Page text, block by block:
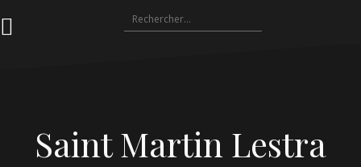
au
Rechercher :
Saint Martin Lestra